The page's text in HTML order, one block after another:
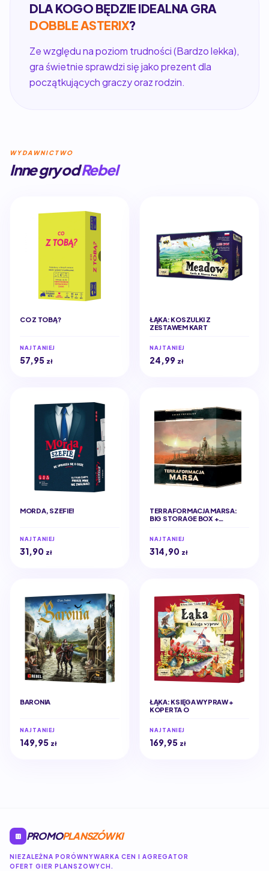
DLA KOGO BĘDZIE IDEALNA GRA
DOBBLE ASTERIX?
Ze względu na poziom trudności (Bardzo lekka),
gra świetnie sprawdzi się jako prezent dla
początkujących graczy oraz rodzin.
WYDAWNICTWO
Inne gry odRebel
CO Z TOBĄ?
NAJTANIEJ
57,95 zł
ŁĄKA: KOSZULKI Z
ZESTAWEM KART
NAJTANIEJ
24,99 zł
MORDA, SZEFIE!
NAJTANIEJ
31,90 zł
TERRAFORMACJA MARSA:
BIG STORAGE BOX +
NAJTANIEJ
314,90 zł
BARONIA
NAJTANIEJ
149,95 zł
ŁĄKA: KSIĘGA WYPRAW +
KOPERTA O
NAJTANIEJ
169,95 zł
PROMOPLANSZÓWKI
NIEZALEŻNA PORÓWNYWARKA CEN I AGREGATOR
OFERT GIER PLANSZOWYCH.